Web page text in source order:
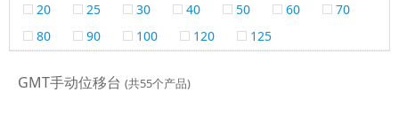
20 25 30 40 50 60
70
80
90 100 120 125
GMT手动位移台 (共55个产品)